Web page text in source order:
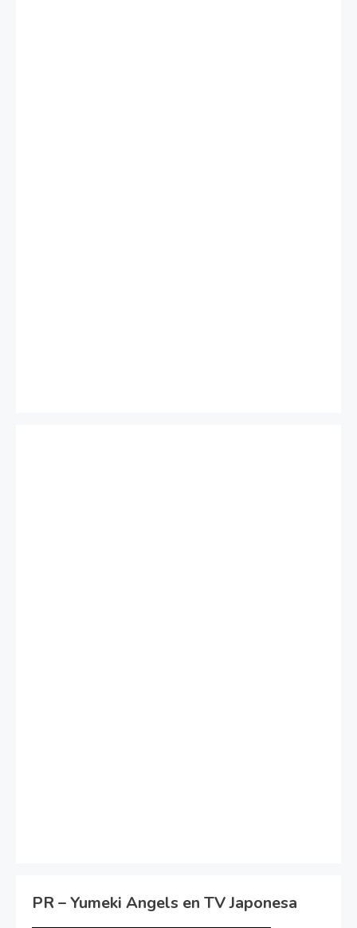
PR – Yumeki Angels en TV Japonesa